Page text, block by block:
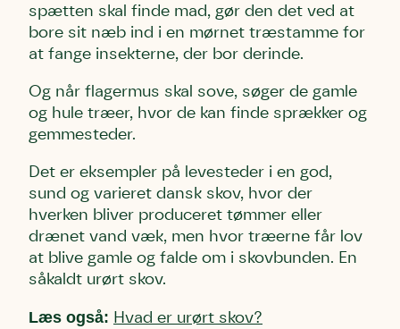
spætten skal finde mad, gør den det ved at
bore sit næb ind i en mørnet træstamme for
at fange insekterne, der bor derinde.
Og når flagermus skal sove, søger de gamle
og hule træer, hvor de kan finde sprækker og
gemmesteder.
Det er eksempler på levesteder i en god,
sund og varieret dansk skov, hvor der
hverken bliver produceret tømmer eller
drænet vand væk, men hvor træerne får lov
at blive gamle og falde om i skovbunden. En
såkaldt urørt skov.
Læs også: Hvad er urørt skov?